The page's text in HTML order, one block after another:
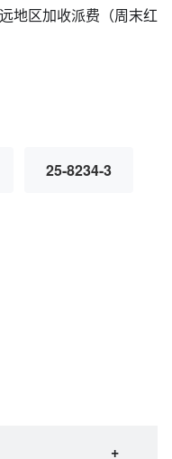
地区加收派费（周末红
25-8234-3
+